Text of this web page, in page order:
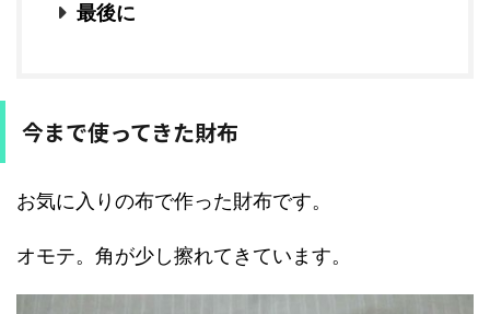
最後に
今まで使ってきた財布
お気に入りの布で作った財布です。
オモテ。角が少し擦れてきています。